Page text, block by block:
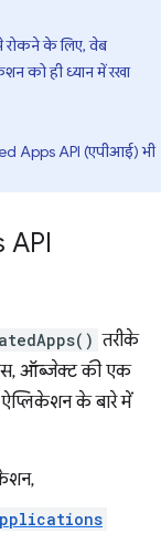
रोकने के लिए, वेब
को ही ध्यान में रखा
Apps API (एपीआई) भी
API
तरीके
ऑब्जेक्ट की एक
के बारे में